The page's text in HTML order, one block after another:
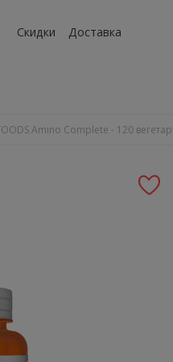
Скидки Доставка
Amino Complete - 120